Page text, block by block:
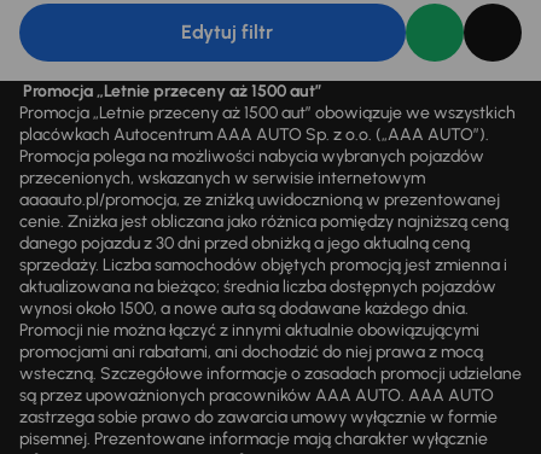
Edytuj filtr
Promocja „Letnie przeceny aż 1500 aut”
Promocja „Letnie przeceny aż 1500 aut” obowiązuje we wszystkich
placówkach Autocentrum AAA AUTO Sp. z o.o. („AAA AUTO”).
Promocja polega na możliwości nabycia wybranych pojazdów
przecenionych, wskazanych w serwisie internetowym
aaaauto.pl/promocja, ze zniżką uwidocznioną w prezentowanej
cenie. Zniżka jest obliczana jako różnica pomiędzy najniższą ceną
danego pojazdu z 30 dni przed obniżką a jego aktualną ceną
sprzedaży. Liczba samochodów objętych promocją jest zmienna i
aktualizowana na bieżąco; średnia liczba dostępnych pojazdów
wynosi około 1500, a nowe auta są dodawane każdego dnia.
Promocji nie można łączyć z innymi aktualnie obowiązującymi
promocjami ani rabatami, ani dochodzić do niej prawa z mocą
wsteczną. Szczegółowe informacje o zasadach promocji udzielane
są przez upoważnionych pracowników AAA AUTO. AAA AUTO
zastrzega sobie prawo do zawarcia umowy wyłącznie w formie
pisemnej. Prezentowane informacje mają charakter wyłącznie